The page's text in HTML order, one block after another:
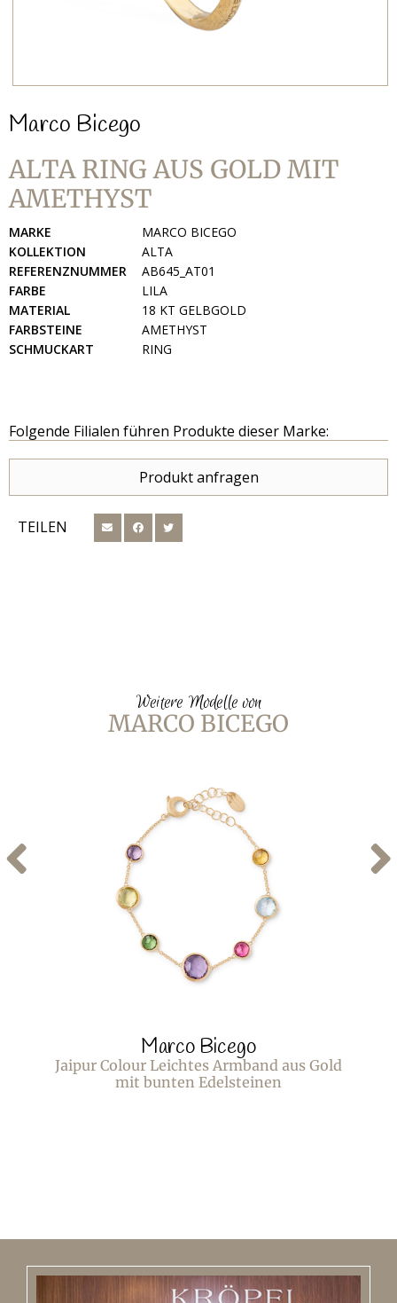
Marco Bicego
ALTA RING AUS GOLD MIT
AMETHYST
MARKE
MARCO BICEGO
KOLLEKTION
ALTA
REFERENZNUMMER
AB645_AT01
FARBE
LILA
MATERIAL
18 KT GELBGOLD
FARBSTEINE
AMETHYST
SCHMUCKART
RING
Folgende Filialen führen Produkte dieser Marke:
Produkt anfragen
TEILEN
Weitere Modelle von
MARCO BICEGO
Marco Bicego
Jaipur Colour Leichtes Armband aus Gold
mit bunten Edelsteinen